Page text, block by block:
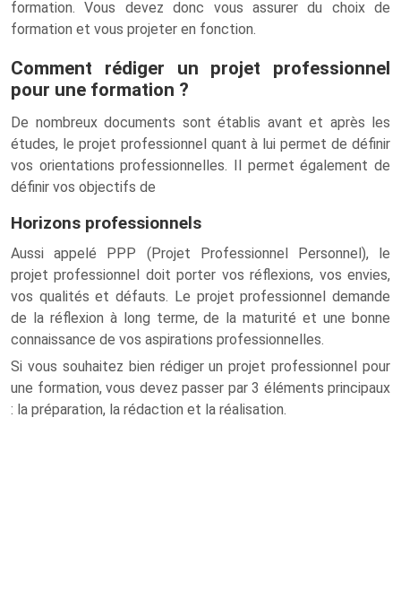
formation. Vous devez donc vous assurer du choix de
formation et vous projeter en fonction.
Comment rédiger un projet professionnel
pour une formation ?
De nombreux documents sont établis avant et après les
études, le projet professionnel quant à lui permet de définir
vos orientations professionnelles. Il permet également de
définir vos objectifs de
Horizons professionnels
Aussi appelé PPP (Projet Professionnel Personnel), le
projet professionnel doit porter vos réflexions, vos envies,
vos qualités et défauts. Le projet professionnel demande
de la réflexion à long terme, de la maturité et une bonne
connaissance de vos aspirations professionnelles.
Si vous souhaitez bien rédiger un projet professionnel pour
une formation, vous devez passer par 3 éléments principaux
: la préparation, la rédaction et la réalisation.